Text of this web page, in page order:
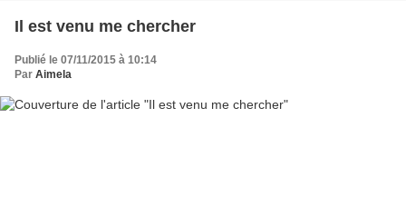
Il est venu me chercher
Publié le 07/11/2015 à 10:14
Par Aimela